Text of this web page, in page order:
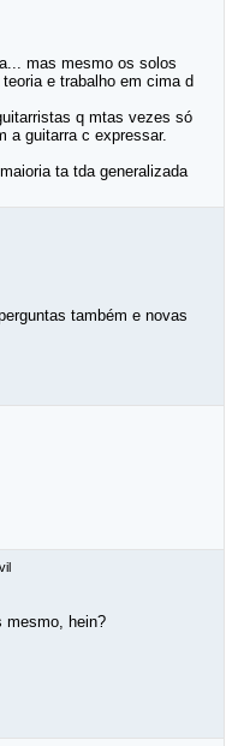
mas mesmo os solos
e trabalho em cima d
q mtas vezes só
a guitarra c expressar.
ta tda generalizada
também e novas
mesmo, hein?